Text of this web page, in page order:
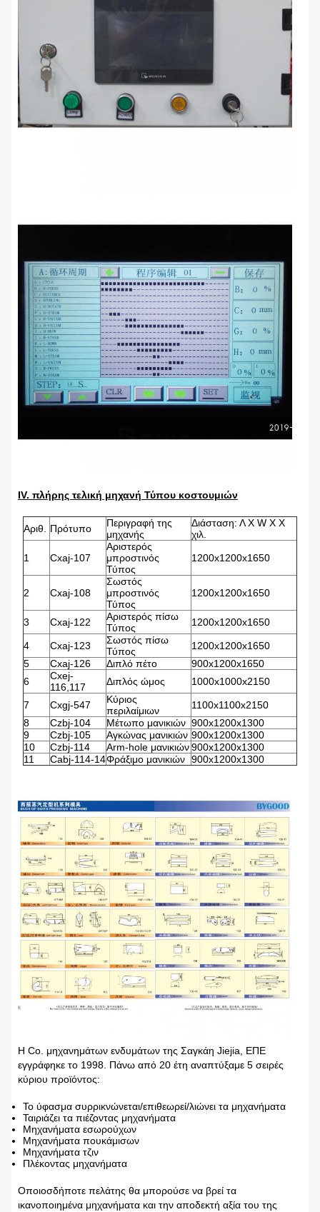
IV. πλήρης τελική μηχανή Τύπου κοστουμιών
Αριθ. Πρότυπο
Περιγραφή της
μηχανής
Διάσταση: Λ Χ W Χ Χ
χιλ.
1 Cxaj-107
Αριστερός
μπροστινός
Τύπος
1200x1200x1650
2 Cxaj-108
Σωστός
μπροστινός
Τύπος
1200x1200x1650
3 Cxaj-122
Αριστερός πίσω
Τύπος
1200x1200x1650
4 Cxaj-123
Σωστός πίσω
Τύπος
1200x1200x1650
5
Cxaj-126 Διπλό πέτο
900x1200x1650
6
Cxej-
116,117
Διπλός ώμος 1000x1000x2150
7 Cxgj-547
Κύριος
περιλαίμιων
1100x1100x2150
8
Czbj-104 Μέτωπο μανικιών 900x1200x1300
9
Czbj-105 Αγκώνας μανικιών 900x1200x1300
10
Czbj-114 Arm-hole μανικιών900x1200x1300
11
Cabj-114-14Φράξιμο μανικιών 900x1200x1300
Η Co. μηχανημάτων ενδυμάτων της Σαγκάη Jiejia, ΕΠΕ
εγγράφηκε το 1998. Πάνω από 20 έτη αναπτύξαμε 5 σειρές
κύριου προϊόντος:
Το ύφασμα συρρικνώνεται/επιθεωρεί/λιώνει τα μηχανήματα
Ταιριάζει τα πιέζοντας μηχανήματα
Μηχανήματα εσωρούχων
Μηχανήματα πουκάμισων
Μηχανήματα τζιν
Πλέκοντας μηχανήματα
Οποιοσδήποτε πελάτης θα μπορούσε να βρεί τα
ικανοποιημένα μηχανήματα και την αποδεκτή αξία του της